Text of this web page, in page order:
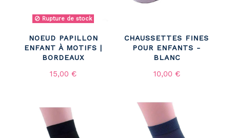
Rupture de stock
NOEUD PAPILLON
ENFANT À MOTIFS |
BORDEAUX
15,00 €
CHAUSSETTES FINES
POUR ENFANTS -
BLANC
10,00 €